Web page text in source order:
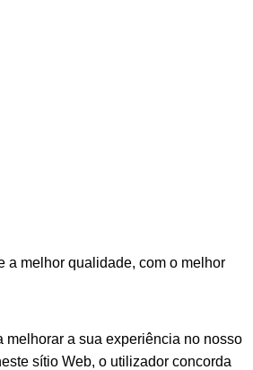
a melhor qualidade, com o melhor
melhorar a sua experiência no nosso
sítio Web, o utilizador concorda